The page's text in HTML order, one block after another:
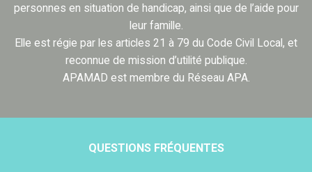
personnes en situation de handicap, ainsi que de l’aide pour
leur famille.
Elle est régie par les articles 21 à 79 du Code Civil Local, et
reconnue de mission d’utilité publique.
APAMAD est membre du Réseau APA.
QUESTIONS FRÉQUENTES